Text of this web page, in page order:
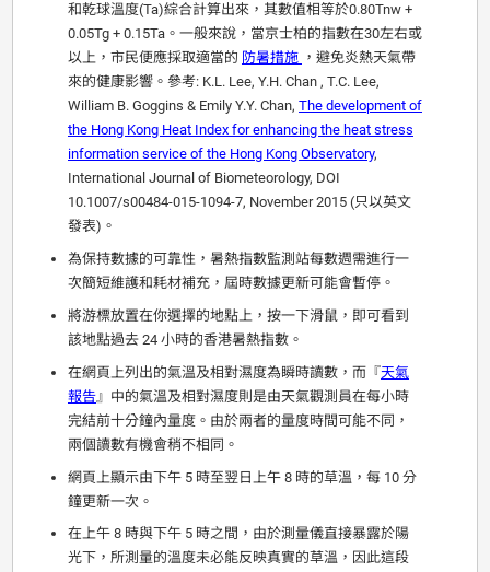
和乾球溫度(Ta)綜合計算出來，其數值相等於0.80Tnw +
0.05Tg + 0.15Ta。一般來說，當京士柏的指數在30左右或
以上，市民便應採取適當的 防暑措施 ，避免炎熱天氣帶
來的健康影響。參考: K.L. Lee, Y.H. Chan , T.C. Lee,
William B. Goggins & Emily Y.Y. Chan, The development of
the Hong Kong Heat Index for enhancing the heat stress
information service of the Hong Kong Observatory,
International Journal of Biometeorology, DOI
10.1007/s00484-015-1094-7, November 2015 (只以英文
發表)。
為保持數據的可靠性，暑熱指數監測站每數週需進行一
次簡短維護和耗材補充，屆時數據更新可能會暫停。
將游標放置在你選擇的地點上，按一下滑鼠，即可看到
該地點過去 24 小時的香港暑熱指數。
在網頁上列出的氣溫及相對濕度為瞬時讀數，而『天氣
報告 』中的氣溫及相對濕度則是由天氣觀測員在每小時
完結前十分鐘內量度。由於兩者的量度時間可能不同，
兩個讀數有機會稍不相同。
網頁上顯示由下午 5 時至翌日上午 8 時的草溫，每 10 分
鐘更新一次。
在上午 8 時與下午 5 時之間，由於測量儀直接暴露於陽
光下，所測量的溫度未必能反映真實的草溫，因此這段